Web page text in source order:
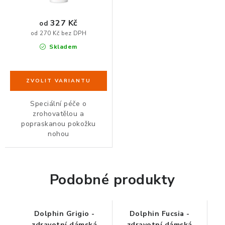
ZDRAVÁ KANCELÁŘ
ČISTIČKY VZDUCHU
O nákupu Reklamace, výměna a vrácení
Naše realizace, inspirace a návody
Skladem
od 270 Kč bez DPH
od 327 Kč
Speciální péče o
zrohovatělou a
popraskanou pokožku
nohou
Podobné produkty
Dolphin Grigio -
Dolphin Fucsia -